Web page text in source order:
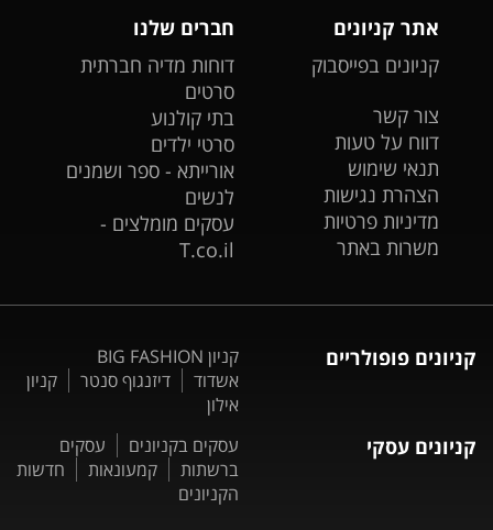
אתר קניונים
קניונים בפייסבוק
צור קשר
דווח על טעות
תנאי שימוש
הצהרת נגישות
מדיניות פרטיות
משרות באתר
חברים שלנו
דוחות מדיה חברתית
סרטים
בתי קולנוע
סרטי ילדים
אורייתא - ספר ושמנים
לנשים
עסקים מומלצים -
T.co.il
קניונים פופולריים
קניון BIG FASHION
אשדוד
דיזנגוף סנטר
קניון
אילון
קניונים עסקי עסקים בקניונים
עסקים
ברשתות
קמעונאות
חדשות
הקניונים